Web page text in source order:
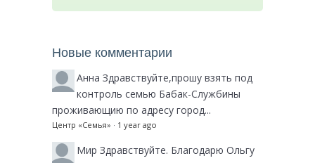
Новые комментарии
Анна Здравствуйте,прошу взять под
контроль семью Бабак-Службины
проживающию по адресу город...
Центр «Семья» · 1 year ago
Мир Здравствуйте. Благодарю Ольгу